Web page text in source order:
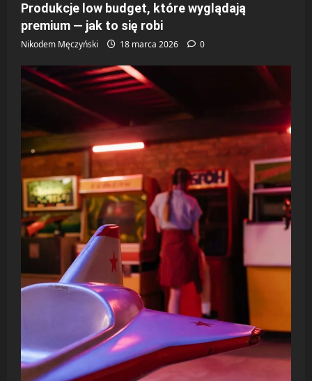
Produkcje low budget, które wyglądają
premium — jak to się robi
Nikodem Męczyński 18 marca 2026 0